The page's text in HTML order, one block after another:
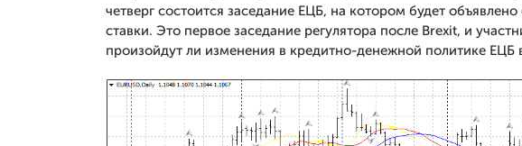
четверг состоится заседание ЕЦБ, на котором будет
ставки. Это первое заседание регулятора после Brexit, и
произойдут ли изменения в кредитно-денежной политике ЕЦБ